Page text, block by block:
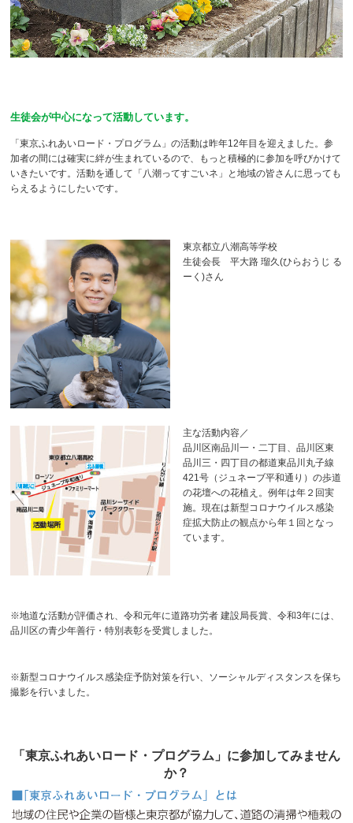
生徒会が中心になって活動しています。
「東京ふれあいロード・プログラム」の活動は昨年12年目を迎えました。参
加者の間には確実に絆が生まれているので、もっと積極的に参加を呼びかけて
いきたいです。活動を通して「八潮ってすごいネ」と地域の皆さんに思っても
らえるようにしたいです。
東京都立八潮高等学校
生徒会長 平大路 瑠久(ひらおうじ る
ーく)さん
主な活動内容／
品川区南品川一・二丁目、品川区東
品川三・四丁目の都道東品川丸子線
421号（ジュネーブ平和通り）の歩道
の花壇への花植え。例年は年２回実
施。現在は新型コロナウイルス感染
症拡大防止の観点から年１回となっ
ています。
※地道な活動が評価され、令和元年に道路功労者 建設局長賞、令和3年には、
品川区の青少年善行・特別表彰を受賞しました。
※新型コロナウイルス感染症予防対策を行い、ソーシャルディスタンスを保ち
撮影を行いました。
「東京ふれあいロード・プログラム」に参加してみません
か？